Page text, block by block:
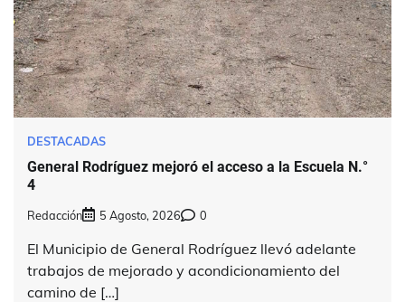
DESTACADAS
General Rodríguez mejoró el acceso a la Escuela N.°
4
Redacción 5 Agosto, 2026 0
El Municipio de General Rodríguez llevó adelante
trabajos de mejorado y acondicionamiento del
camino de […]